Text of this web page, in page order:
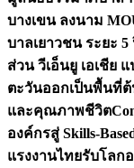
บางเขน ลงนาม
บาลเยาวชน ระยะ 5
ส่วน วีเอ็นยู เอเชีย
ตะวันออกเป็นพื้นที่ต้
และคุณภาพชีวิต
องค์กรสู่ Skills-
แรงงานไทยรับโลก